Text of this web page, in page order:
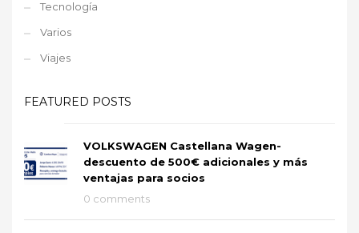
Tecnología
Varios
Viajes
FEATURED POSTS
VOLKSWAGEN Castellana Wagen-
descuento de 500€ adicionales y más
ventajas para socios
0 comments